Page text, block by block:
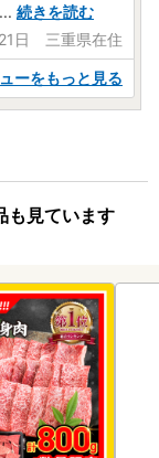
... 続きを読む
日 三重県在住
ーをもっと見る
も見ています